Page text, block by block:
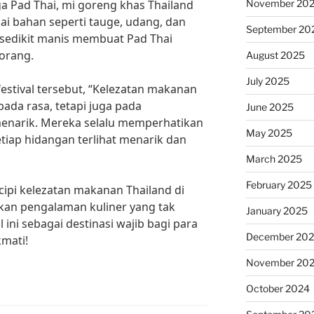
Pad Thai, mi goreng khas Thailand
bahan seperti tauge, udang, dan
manis membuat Pad Thai
tersebut, “Kelezatan makanan
rasa, tetapi juga pada
Mereka selalu memperhatikan
hidangan terlihat menarik dan
kelezatan makanan Thailand di
pengalaman kuliner yang tak
sebagai destinasi wajib bagi para
November
September
August 2025
July 2025
June 2025
May 2025
March 2025
February 2025
January 2025
December
November
October 2024